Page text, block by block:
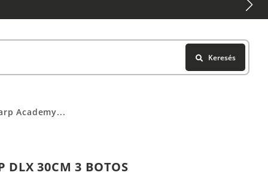
Keresés
Academy...
DLX 30CM 3 BOTOS